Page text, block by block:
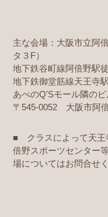
主な会場：大阪市立阿
タ３F）
地下鉄谷町線阿倍野駅
地下鉄御堂筋線天王寺
あべのQ'Sモール隣のビ
〒545-0052 大阪市阿
■ クラスによって天王
倍野スポーツセンター
場についてはお問合せ